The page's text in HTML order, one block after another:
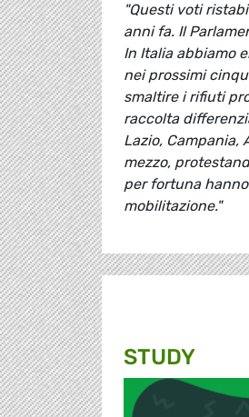
"Questi voti
anni fa. Il
In Italia abbiamo
nei prossimi
smaltire i rifiuti
raccolta
Lazio, Campania,
mezzo,
per fortuna
mobilitazione."
STUDY